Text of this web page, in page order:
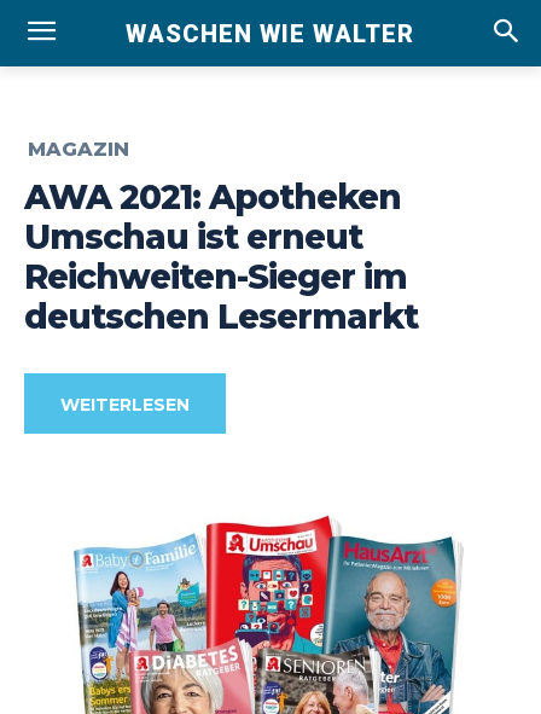
WASCHEN WIE WALTER
MAGAZIN
AWA 2021: Apotheken
Umschau ist erneut
Reichweiten-Sieger im
deutschen Lesermarkt
WEITERLESEN